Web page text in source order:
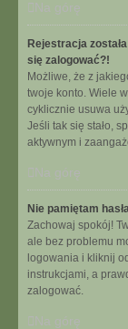
Na górę
Rejestracja
się zalogować?!
Możliwe, że z
twoje konto. Wiele
cyklicznie usuwa
Jeśli tak się stało,
aktywnym i
Na górę
Nie pamiętam
Zachowaj spokój!
ale bez problemu
logowania i kliknij
instrukcjami, a
zalogować.
Na górę